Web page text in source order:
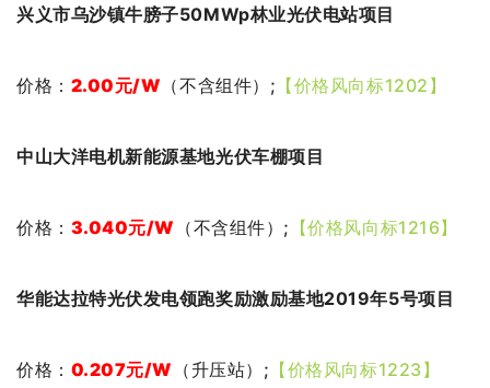
兴义市乌沙镇牛膀子50MWp林业光伏电站项目
价格： 2.00元/W （不含组件）; 【价格风向标1202】
中山大洋电机新能源基地光伏车棚项目
价格： 3.040元/W （不含组件） ; 【价格风向标1216】
华能达拉特光伏发电领跑奖励激励基地2019年5号项目
价格： 0.207元/W （升压站）; 【价格风向标1223】